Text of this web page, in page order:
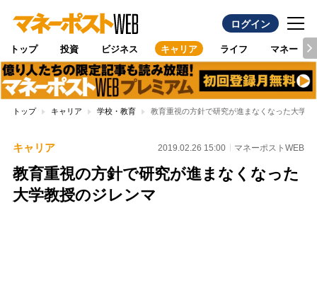
ログイン
トップ 投資 ビジネス キャリア ライフ マネー
トップ キャリア 学校・教育 教育重視の方針で研究が進まなくなった大学教
キャリア 2019.02.26 15:00 マネーポストWEB
教育重視の方針で研究が進まなくなった
大学教授のジレンマ